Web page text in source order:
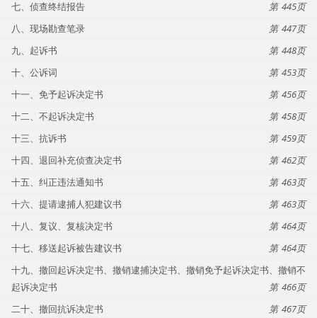
七、侦查终结报告
445
八、现场勘查笔录
447
九、起诉书
448
十、公诉词
453
十一、免予起诉决定书
456
十二、不起诉决定书
458
十三、抗诉书
459
十四、退回补充侦查决定书
462
十五、纠正违法通知书
463
十六、提请逮捕人犯建议书
463
十八、复议、复核决定书
464
十七、移送起诉被告建议书
464
十九、撤回起诉决定书、撤销逮捕决定书、撤销免予起诉决定书、撤销不
起诉决定书
466
二十、撤回抗诉决定书
467